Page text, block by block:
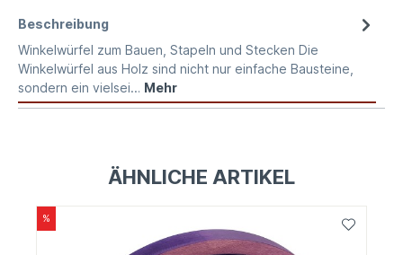
Beschreibung
Winkelwürfel zum Bauen, Stapeln und Stecken Die
Winkelwürfel aus Holz sind nicht nur einfache Bausteine,
sondern ein vielsei… Mehr
ÄHNLICHE ARTIKEL
%